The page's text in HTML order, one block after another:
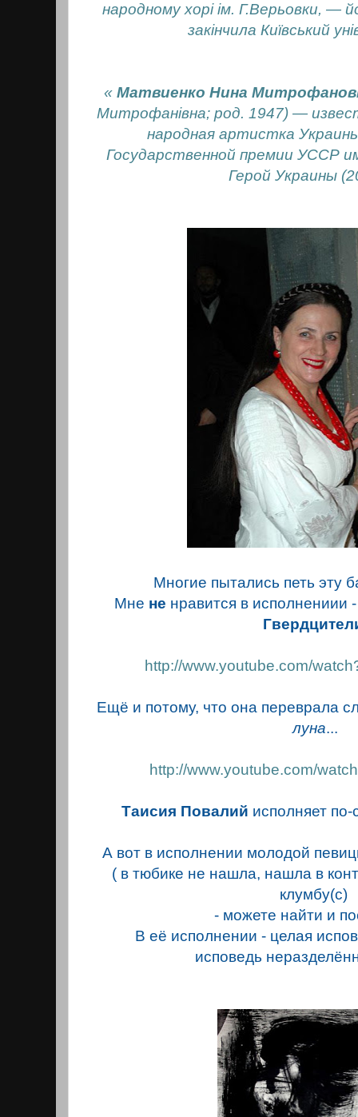
народному хорі ім. Г.Верьовки, —
закінчила Київський
«Матвиенко Нина
Митрофанівна; род. 1947) —
народная артистка
Государственной премии УССР
Герой Украины
Многие пытались петь эту
Мне не нравится в исполнениии
http://www.youtube.com/
Ещё и потому, что она переврала
луна...
http://www.youtube.com/
Таисия Повалий исполняет
А вот в исполнении молодой
( в тюбике не нашла, нашла в
клумбу(с)
- можете найти и
В её исполнении - целая
исповедь